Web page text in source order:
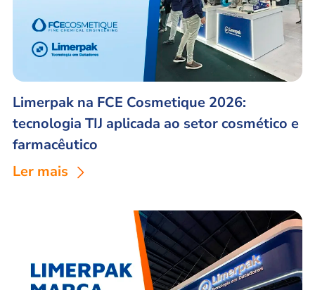
Limerpak na FCE Cosmetique 2026:
tecnologia TIJ aplicada ao setor cosmético e
farmacêutico
Ler mais